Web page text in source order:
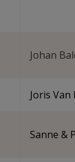
Johan
Joris Van
Sanne &